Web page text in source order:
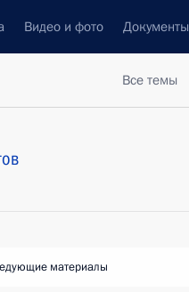
Видео и фото Документы
Все темы
материалы